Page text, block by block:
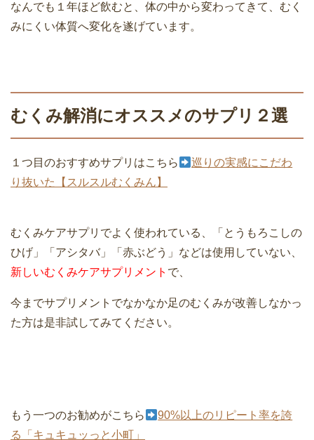
なんでも１年ほど飲むと、体の中から変わってきて、むく
みにくい体質へ変化を遂げています。
むくみ解消にオススメのサプリ２選
１つ目のおすすめサプリはこちら
巡りの実感にこだわ
り抜いた【スルスルむくみん】
むくみケアサプリでよく使われている、「とうもろこしの
ひげ」「アシタバ」「赤ぶどう」などは使用していない、
新しいむくみケアサプリメント で、
今までサプリメントでなかなか足のむくみが改善しなかっ
た方は是非試してみてください。
もう一つのお勧めがこちら
90%以上のリピート率を誇
る「キュキュッっと小町」